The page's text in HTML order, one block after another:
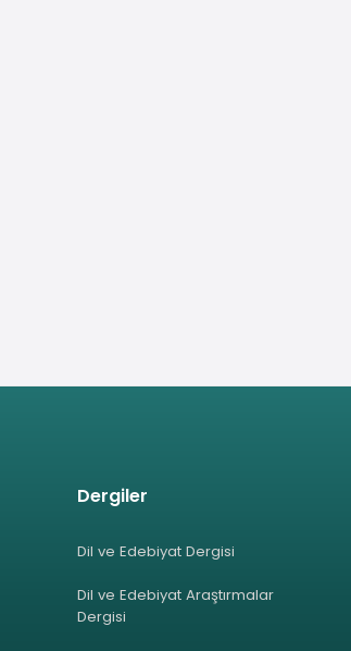
Dergiler
Dil ve Edebiyat Dergisi
Dil ve Edebiyat Araştırmalar
Dergisi